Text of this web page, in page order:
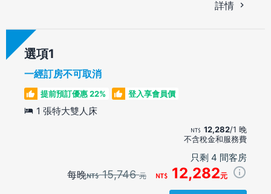
詳情
選項
一經訂房不可取消
提前預訂優惠 22% 登入享會員價
1 張特大雙人床
12,282/1 晚
不含稅金和服務費
只剩 4 間客房
每晚 15,746元 12,282元